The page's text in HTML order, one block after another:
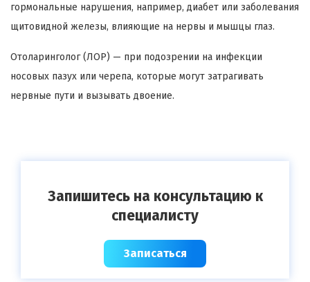
гормональные нарушения, например, диабет или заболевания
щитовидной железы, влияющие на нервы и мышцы глаз.
Отоларинголог (ЛОР) — при подозрении на инфекции
носовых пазух или черепа, которые могут затрагивать
нервные пути и вызывать двоение.
Запишитесь на консультацию к
специалисту
Записаться